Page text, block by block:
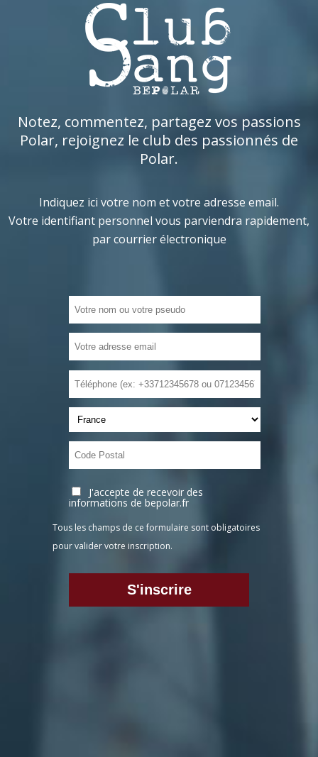
Notez, commentez, partagez vos passions
Polar, rejoignez le club des passionnés de
Polar.
Indiquez ici votre nom et votre adresse email.
Votre identifiant personnel vous parviendra rapidement,
par courrier électronique
J'accepte de recevoir des
informations de bepolar.fr
Tous les champs de ce formulaire sont obligatoires
pour valider votre inscription.